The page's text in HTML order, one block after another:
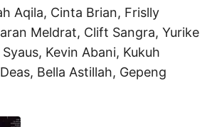
Aqila, Cinta Brian, Frislly
Meldrat, Clift Sangra, Yurike
Kevin Abani, Kukuh
Bella Astillah, Gepeng